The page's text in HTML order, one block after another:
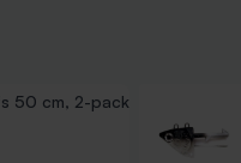
50 cm, 2-pack